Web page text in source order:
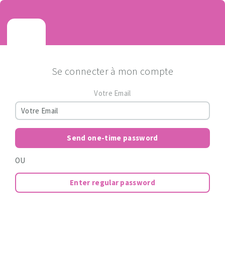
Se connecter à mon compte
Votre Email
Send one-time password
OU
Enter regular password